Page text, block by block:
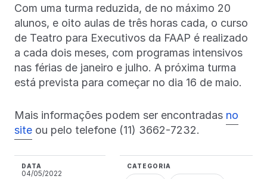
Com uma turma reduzida, de no máximo 20
alunos, e oito aulas de três horas cada, o curso
de Teatro para Executivos da FAAP é realizado
a cada dois meses, com programas intensivos
nas férias de janeiro e julho. A próxima turma
está prevista para começar no dia 16 de maio.
Mais informações podem ser encontradas no
site ou pelo telefone (11) 3662-7232.
DATA
04/05/2022
CATEGORIA